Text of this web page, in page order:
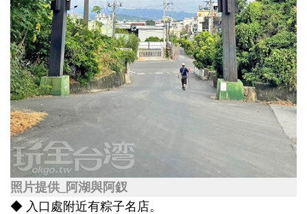
照片提供_阿湖與阿釵
◆ 入口處附近有粽子名店。